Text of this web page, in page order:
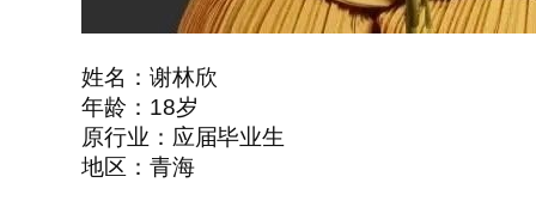
姓名：谢林欣
年龄：18岁
原行业：应届毕业生
地区：青海